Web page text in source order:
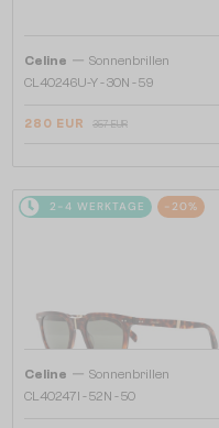
Celine — Sonnenbrillen
CL40246U-Y - 30N - 59
280 EUR 357 EUR
2-4 WERKTAGE -20%
Celine — Sonnenbrillen
CL40247I - 52N - 50